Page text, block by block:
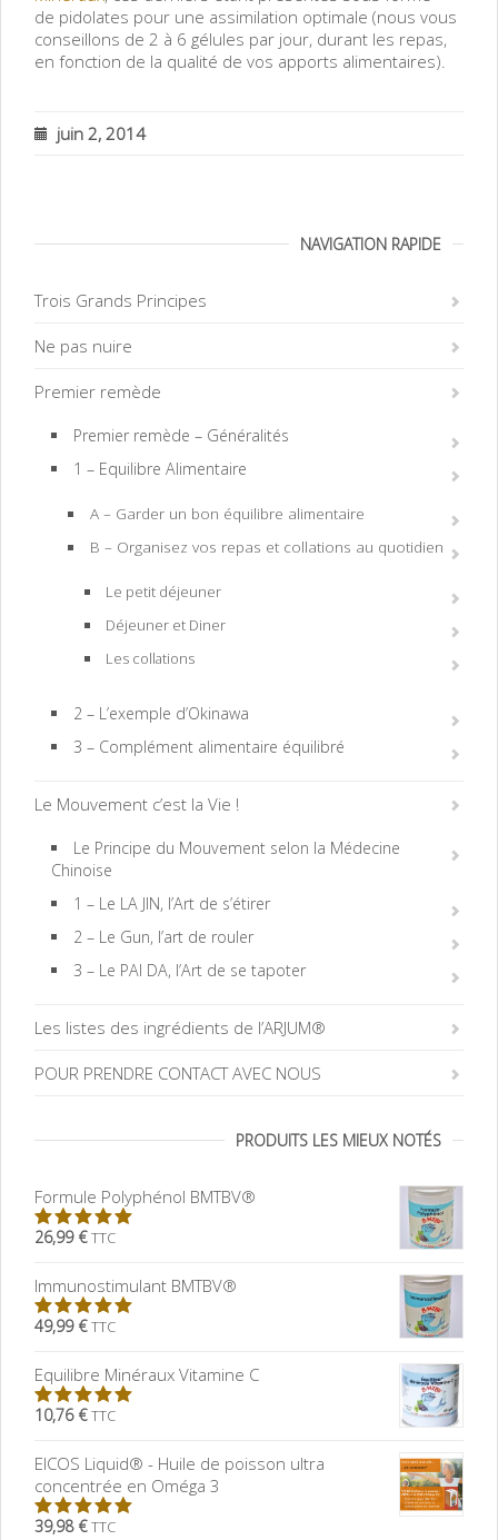
de pidolates pour une assimilation optimale (nous vous
conseillons de 2 à 6 gélules par jour, durant les repas,
en fonction de la qualité de vos apports alimentaires).
juin 2, 2014
NAVIGATION RAPIDE
Trois Grands Principes
Ne pas nuire
Premier remède
Premier remède – Généralités
1 – Equilibre Alimentaire
A – Garder un bon équilibre alimentaire
B – Organisez vos repas et collations au quotidien
Le petit déjeuner
Déjeuner et Diner
Les collations
2 – L’exemple d’Okinawa
3 – Complément alimentaire équilibré
Le Mouvement c’est la Vie !
Le Principe du Mouvement selon la Médecine
Chinoise
1 – Le LA JIN, l’Art de s’étirer
2 – Le Gun, l’art de rouler
3 – Le PAI DA, l’Art de se tapoter
Les listes des ingrédients de l’ARJUM®
POUR PRENDRE CONTACT AVEC NOUS
PRODUITS LES MIEUX NOTÉS
Formule Polyphénol BMTBV®
5.00 sur
26,99 € TTC
Immunostimulant BMTBV®
5.00 sur
49,99 € TTC
Equilibre Minéraux Vitamine C
5.00 sur
10,76 € TTC
EICOS Liquid® - Huile de poisson ultra
concentrée en Oméga 3
5.00 sur
39,98 € TTC